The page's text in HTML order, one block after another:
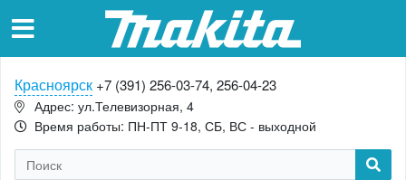
Красноярск +7 (391) 256-03-74, 256-04-23
Адрес: ул.Телевизорная, 4
Время работы: ПН-ПТ 9-18, СБ, ВС - выходной